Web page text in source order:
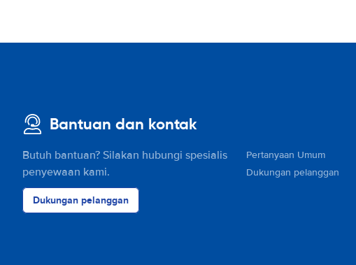
Bantuan dan kontak
Butuh bantuan? Silakan hubungi spesialis
penyewaan kami.
Dukungan pelanggan
Pertanyaan Umum
Dukungan pelanggan